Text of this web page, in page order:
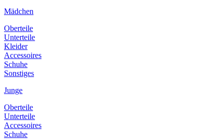
Mädchen
Oberteile
Unterteile
Kleider
Accessoires
Schuhe
Sonstiges
Junge
Oberteile
Unterteile
Accessoires
Schuhe